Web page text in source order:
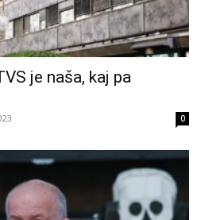
je naša, kaj pa
0